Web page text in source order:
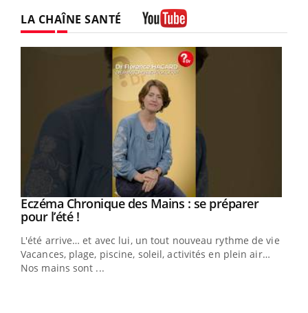
LA CHAÎNE SANTÉ
Youtube
Eczéma Chronique des Mains : se préparer
pour l’été !Youtube
L'été arrive… et avec lui, un tout nouveau rythme de vie !
Vacances, plage, piscine, soleil, activités en plein air…
Nos mains sont ...